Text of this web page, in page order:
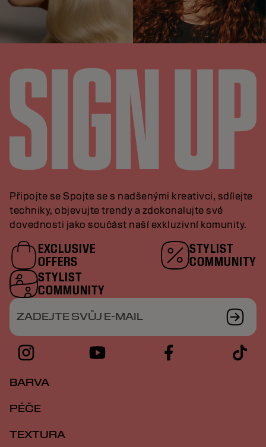
Připojte se Spojte se s nadšenými kreativci, sdílejte
techniky, objevujte trendy a zdokonalujte své
dovednosti jako součást naší exkluzivní komunity.
EXCLUSIVE
OFFERS
STYLIST
COMMUNITY
STYLIST
COMMUNITY
ZADEJTE SVŮJ E-MAIL
BARVA
PÉČE
TEXTURA